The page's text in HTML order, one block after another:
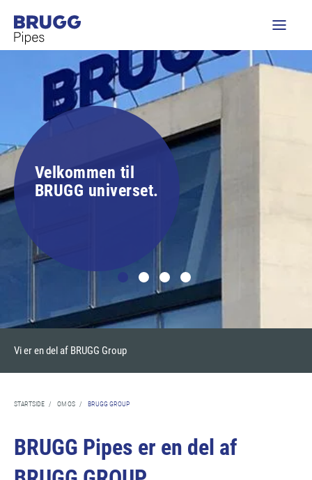
Velkommen til
BRUGG universet.
Vi er en del af BRUGG Group
STARTSIDE / OM OS / BRUGG GROUP
BRUGG Pipes er en del af